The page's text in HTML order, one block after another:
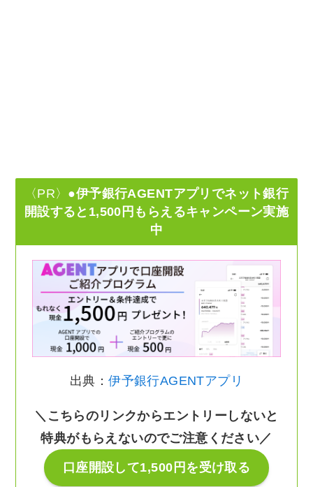
〈PR〉 ●伊予銀行AGENTアプリでネット銀行
開設すると1,500円もらえるキャンペーン実施
中
出典：伊予銀行AGENTアプリ
＼こちらのリンクからエントリーしないと
特典がもらえないのでご注意ください／
口座開設して1,500円を受け取る